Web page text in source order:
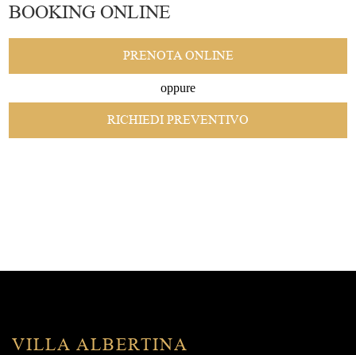
BOOKING ONLINE
PRENOTA ONLINE
oppure
RICHIEDI PREVENTIVO
VILLA ALBERTINA